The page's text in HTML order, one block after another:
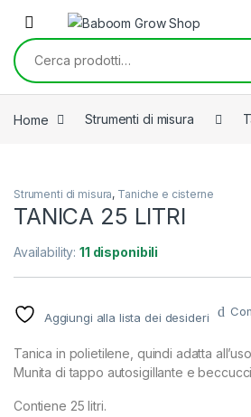
Skip to navigation
Skip to content
Cerca:
Home Strumenti di misura
Strumenti di misura, Taniche e cisterne
TANICA 25 LITRI
Availability:11 disponibili
Aggiungi alla lista dei desideri
Tanica in polietilene, quindi adatta
Munita di tappo autosigillante e
Contiene 25 litri.